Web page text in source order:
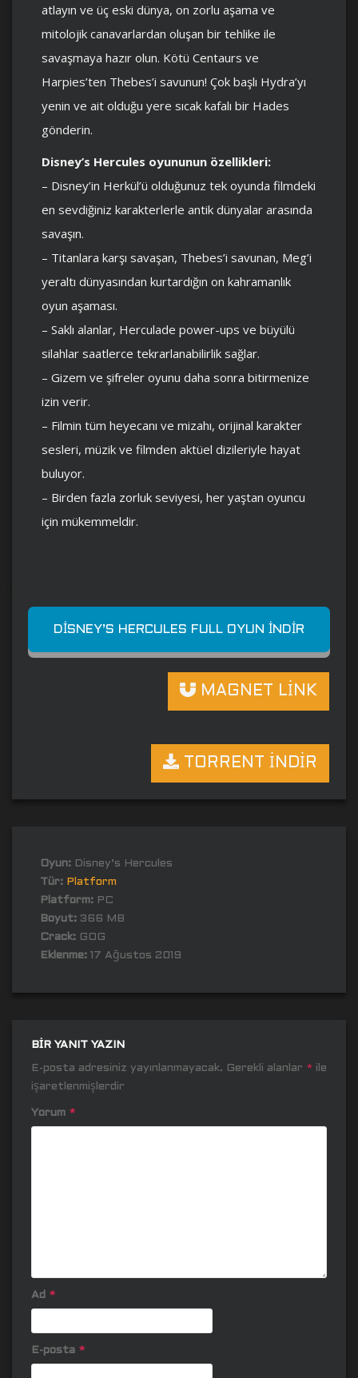
atlayın ve üç eski dünya, on zorlu aşama ve
mitolojik canavarlardan oluşan bir tehlike ile
savaşmaya hazır olun. Kötü Centaurs ve
Harpies’ten Thebes’i savunun! Çok başlı Hydra’yı
yenin ve ait olduğu yere sıcak kafalı bir Hades
gönderin.
Disney’s Hercules oyununun özellikleri:
– Disney’in Herkül’ü olduğunuz tek oyunda filmdeki
en sevdiğiniz karakterlerle antik dünyalar arasında
savaşın.
– Titanlara karşı savaşan, Thebes’i savunan, Meg’i
yeraltı dünyasından kurtardığın on kahramanlık
oyun aşaması.
– Saklı alanlar, Herculade power-ups ve büyülü
silahlar saatlerce tekrarlanabilirlik sağlar.
– Gizem ve şifreler oyunu daha sonra bitirmenize
izin verir.
– Filmin tüm heyecanı ve mizahı, orijinal karakter
sesleri, müzik ve filmden aktüel dizileriyle hayat
buluyor.
– Birden fazla zorluk seviyesi, her yaştan oyuncu
için mükemmeldir.
DISNEY’S HERCULES FULL OYUN İNDIR
MAGNET LİNK
TORRENT İNDİR
Oyun: Disney’s Hercules
Tür: Platform
Platform: PC
Boyut: 366 MB
Crack: GOG
Eklenme: 17 Ağustos 2019
BIR YANIT YAZIN
E-posta adresiniz yayınlanmayacak. Gerekli alanlar * ile
işaretlenmişlerdir
Yorum *
Ad *
E-posta *